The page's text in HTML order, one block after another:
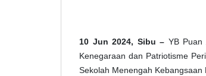
10 Jun 2024, Sibu – YB
Kenegaraan dan Patriotisme
Sekolah Menengah